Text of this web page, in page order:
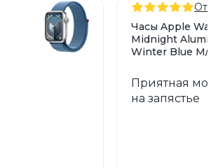
Часы Apple
Midnight
Winter Blue M/L
Приятная
на запястье